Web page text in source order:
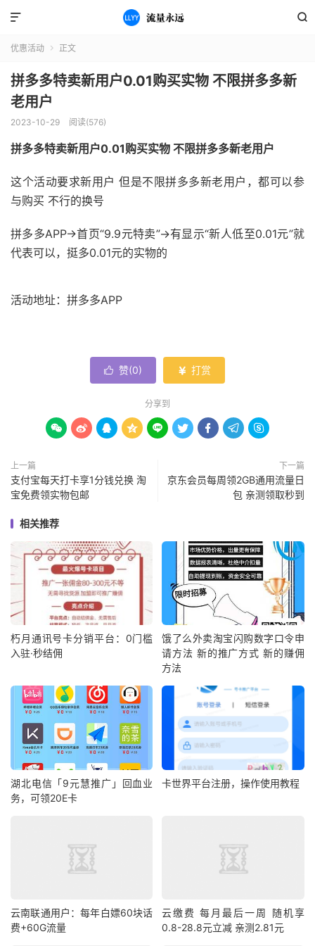


优惠活动  正文
拼多多特卖新用户0.01购买实物 不限拼多多新
老用户
2023-10-29 阅读(576)
拼多多特卖新用户0.01购买实物 不限拼多多新老用户
这个活动要求新用户 但是不限拼多多新老用户，都可以参
与购买 不行的换号
拼多多APP->首页“9.9元特卖”->有显示“新人低至0.01元”就
代表可以，挺多0.01元的实物的
活动地址：拼多多APP
 赞(0)  打赏
分享到
        
上一篇
支付宝每天打卡享1分钱兑换 淘
宝免费领实物包邮
下一篇
京东会员每周领2GB通用流量日
包 亲测领取秒到
相关推荐
朽月通讯号卡分销平台：0门槛
入驻·秒结佣
饿了么外卖淘宝闪购数字口令申
请方法 新的推广方式 新的赚佣
方法
湖北电信「9元慧推广」回血业
务，可领20E卡
卡世界平台注册，操作使用教程
云南联通用户：每年白嫖60块话
费+60G流量
云缴费 每月最后一周 随机享
0.8-28.8元立减 亲测2.81元